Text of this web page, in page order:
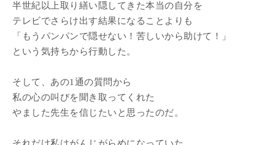
半世紀以上取り繕い隠してきた本当の自分を
テレビでさらけ出す結果になることよりも
「もうパンパンで隠せない！苦しいから助けて！」
という気持ちから行動した。
そして、あの1通の質問から
私の心の叫びを聞き取ってくれた
やました先生を信じたいと思ったのだ。